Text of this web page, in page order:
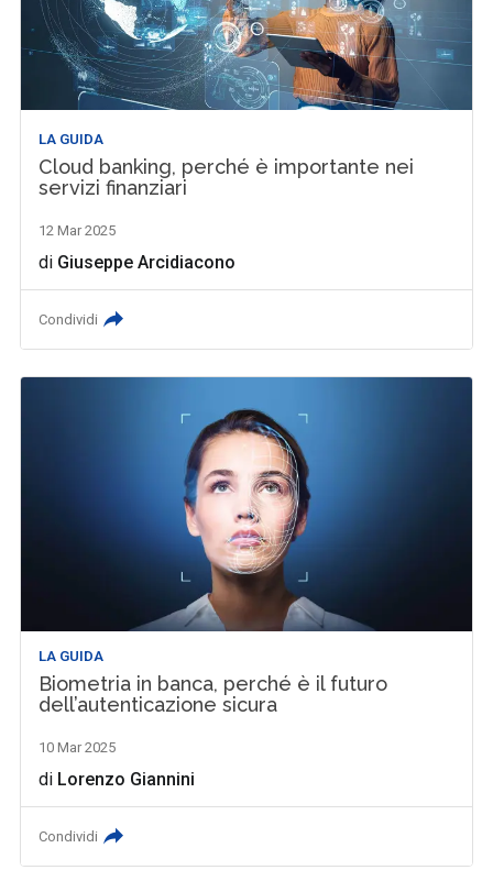
LA GUIDA
Cloud banking, perché è importante nei
servizi finanziari
12 Mar 2025
di Giuseppe Arcidiacono
Condividi
LA GUIDA
Biometria in banca, perché è il futuro
dell’autenticazione sicura
10 Mar 2025
di Lorenzo Giannini
Condividi